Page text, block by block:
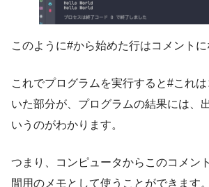
このように#から始めた行はコメントに
これでプログラムを実行すると#これ
いた部分が、プログラムの結果には、
いうのがわかります。
つまり、コンピュータからこのコメン
間用のメモとして使うことができます。